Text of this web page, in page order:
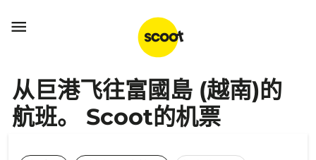

从巨港飞往富國島 (越南)的
航班。 Scoot的机票